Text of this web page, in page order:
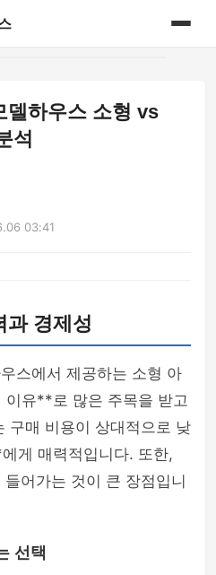
델하우스 소형 vs
석
03:41
과 경제성
스에서 제공하는 소형 아
유**로 많은 주목을 받고
구매 비용이 상대적으로 낮
게 매력적입니다. 또한,
어가는 것이 큰 장점입니
선택